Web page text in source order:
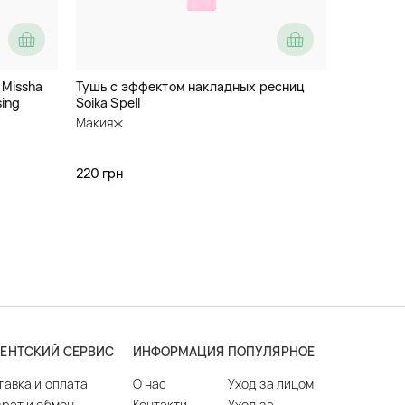
Тушь с эффектом накладных ресниц
Soika Spell
Макияж
220 грн
СЕРВИС
и оплата
ИНФОРМАЦИЯ
О нас
ПОПУЛЯРНОЕ
Уход за лицом